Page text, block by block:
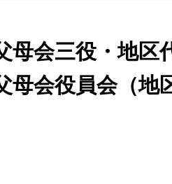
母会三役・地区
母会役員会（地